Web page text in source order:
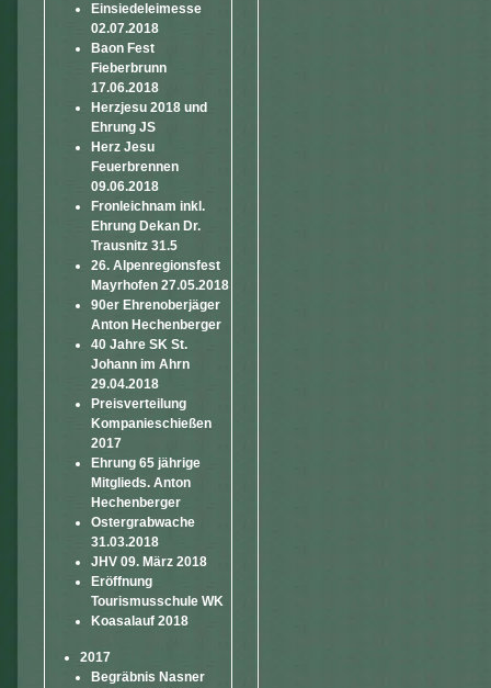
Einsiedeleimesse
02.07.2018
Baon Fest
Fieberbrunn
17.06.2018
Herzjesu 2018 und
Ehrung JS
Herz Jesu
Feuerbrennen
09.06.2018
Fronleichnam inkl.
Ehrung Dekan Dr.
Trausnitz 31.5
26. Alpenregionsfest
Mayrhofen 27.05.2018
90er Ehrenoberjäger
Anton Hechenberger
40 Jahre SK St.
Johann im Ahrn
29.04.2018
Preisverteilung
Kompanieschießen
2017
Ehrung 65 jährige
Mitglieds. Anton
Hechenberger
Ostergrabwache
31.03.2018
JHV 09. März 2018
Eröffnung
Tourismusschule WK
Koasalauf 2018
2017
Begräbnis Nasner